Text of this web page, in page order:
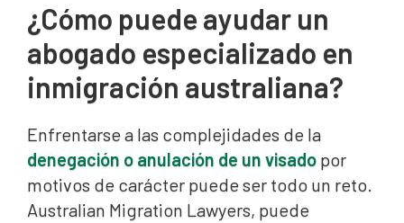
¿Cómo puede ayudar un
abogado especializado en
inmigración australiana?
Enfrentarse a las complejidades de la
denegación o anulación de un visado por
motivos de carácter puede ser todo un reto.
Australian Migration Lawyers, puede